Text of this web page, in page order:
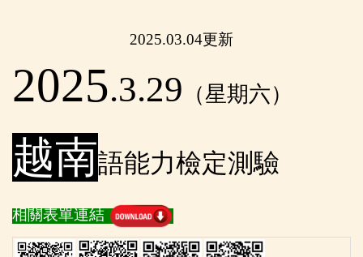
2025.03.04更新
2025.3.29 （星期六）
越南語能力檢定測驗
相關表單連結